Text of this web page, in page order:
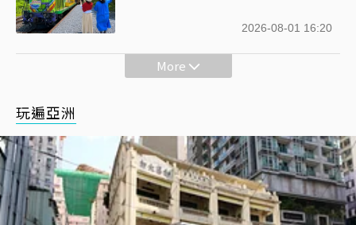
2026-08-01 16:20
More
玩遍亞洲